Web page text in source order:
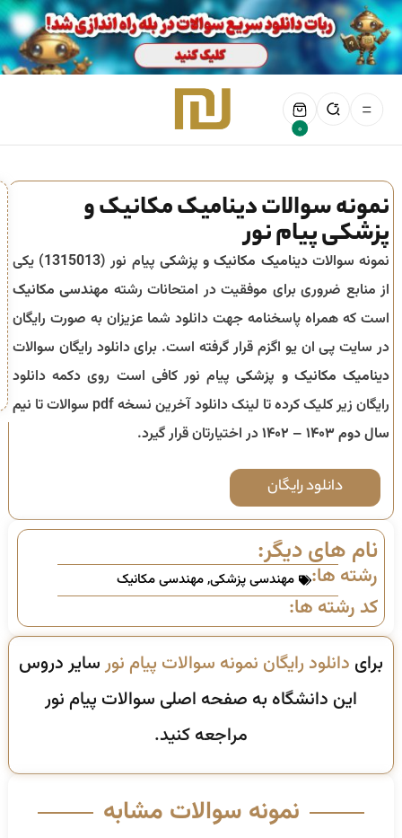
0
نمونه سوالات دینامیک مکانیک و
پزشکی پیام نور
نمونه سوالاتدینامیک مکانیک و پزشکی پیام نور (1315013) یکی
از منابع ضروری برای موفقیت در امتحانات رشته مهندسی مکانیک
است که همراه پاسخنامه جهت دانلود شما عزیزان به صورت رایگان
در سایت پی ان یو اگزم قرار گرفته است. برای دانلود رایگان سوالات
دینامیک مکانیک و پزشکیپیام نور کافی است روی دکمه دانلود
رایگان زیر کلیک کرده تا لینک دانلود آخرین نسخه pdf سوالات تا
نیم
سال دوم ۱۴۰۳ – ۱۴۰۲
در اختیارتان قرار گیرد.
دانلود رایگان
نام های دیگر:
رشته ها: مهندسی پزشکی,مهندسی مکانیک
کد رشته ها:
برای دانلود رایگان نمونه سوالات پیام نورسایر دروس
این دانشگاه به صفحه اصلی سوالات پیام نور
مراجعه کنید.
نمونه سوالات مشابه